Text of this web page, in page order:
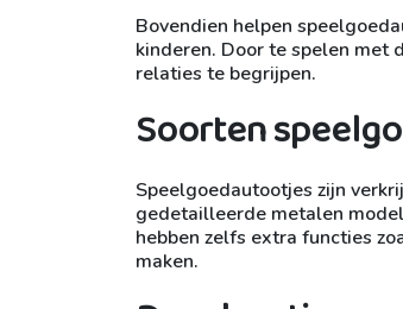
Bovendien helpen
kinderen. Door te spelen met
relaties te begrijpen.
Soorten
Speelgoedautootjes zijn
gedetailleerde metalen
hebben zelfs extra functies
maken.